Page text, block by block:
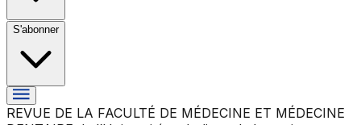
S'abonner
REVUE DE LA FACULTÉ DE MÉDECINE ET MÉDECINE